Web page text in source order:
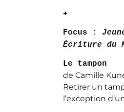
+
Focus :
Écriture du
Le tampon
de Camille
Retirer un
l’exception